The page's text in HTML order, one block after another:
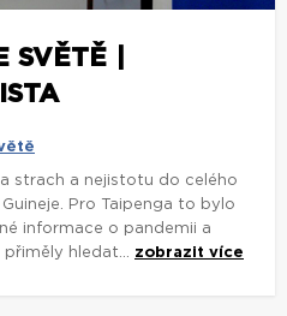
SVĚTĚ |
strach a nejistotu do celého
Pro Taipenga to bylo
informace o pandemii a
hledat... zobrazit více